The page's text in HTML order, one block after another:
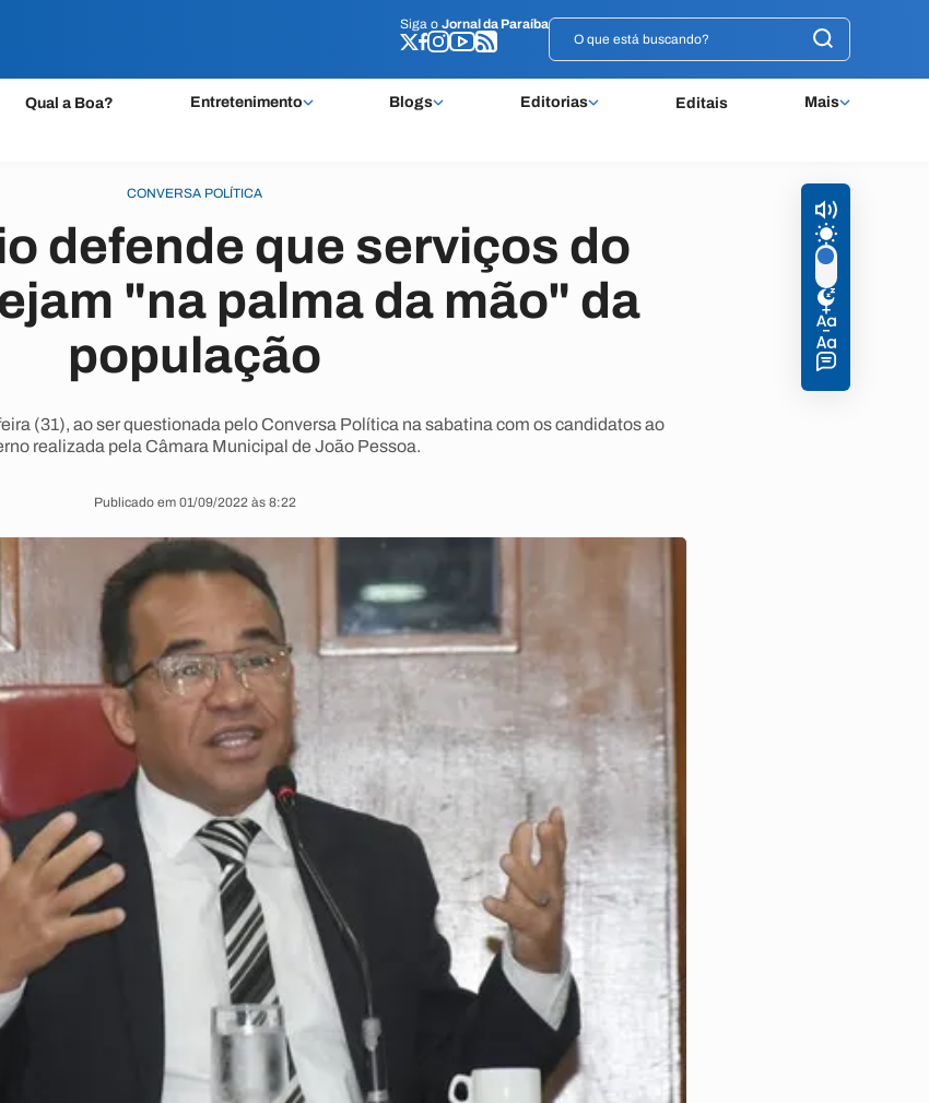
Siga o Jornal da Paraíba
Qual a Boa? Entretenimento Blogs Editorias Editais Mais
Siga o Jornal da Paraíba
CONVERSA POLÍTICA
defende que serviços do
"na palma da mão" da
população
(31), ao ser questionada pelo Conversa Política na sabatina com os candidatos ao
realizada pela Câmara Municipal de João Pessoa.
Publicado em 01/09/2022 às 8:22